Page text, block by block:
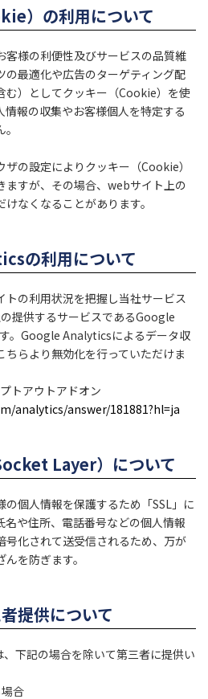
）の利用について
様の利便性及びサービスの品質維
の最適化や広告のターゲティング配
む）としてクッキー（Cookie）を使
報の収集やお客様個人を特定する
の設定によりクッキー（Cookie）
ますが、その場合、webサイト上の
なくなることがあります。
の利用について
の利用状況を把握し当社サービス
提供するサービスであるGoogle
。Google Analyticsによるデータ収
らより無効化を行っていただけま
トアウトアドオン
analytics/answer/181881?hl=ja
Layer）について
個人情報を保護するため「SSL」に
や住所、電話番号などの個人情報
号化されて送受信されるため、万が
を防ぎます。
提供について
下記の場合を除いて第三者に提供い
合